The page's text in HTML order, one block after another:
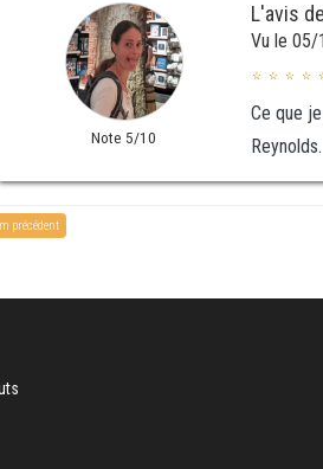
Note 5/10
L'avis
Vu le
Ce que
Reynolds.
précédent